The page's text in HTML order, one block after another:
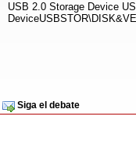
USB 2.0 Storage Device
Siga el debate